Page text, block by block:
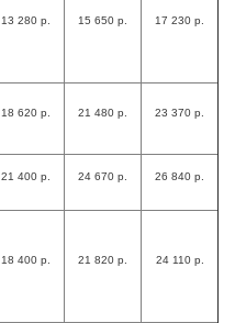
13 280 р. 15 650 р. 17 230 р.
18 620 р. 21 480 р. 23 370 р.
21 400 р. 24 670 р. 26 840 р.
18 400 р. 21 820 р. 24 110 р.